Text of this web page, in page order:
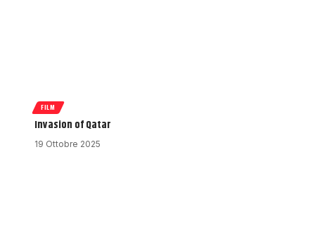
FILM
Invasion of Qatar
19 Ottobre 2025